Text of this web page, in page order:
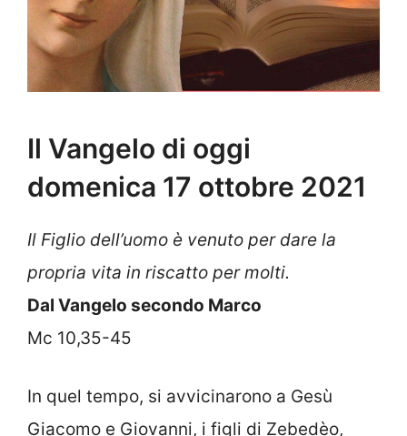
Il Vangelo di oggi
domenica 17 ottobre 2021
Il Figlio dell’uomo è venuto per dare la
propria vita in riscatto per molti.
Dal Vangelo secondo Marco
Mc 10,35-45
In quel tempo, si avvicinarono a Gesù
Giacomo e Giovanni, i figli di Zebedèo,